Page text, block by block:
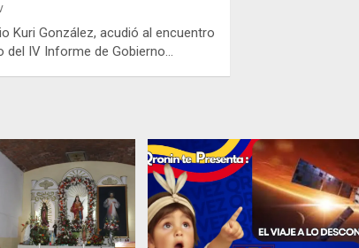
Kuri González, acudió al encuentro
del IV Informe de Gobierno…